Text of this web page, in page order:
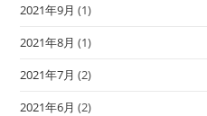
2021年9月 (1)
2021年8月 (1)
2021年7月 (2)
2021年6月 (2)